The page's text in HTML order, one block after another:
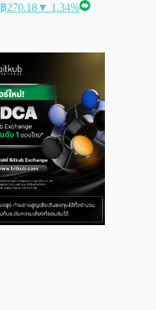
฿270.18▼ 1.34%